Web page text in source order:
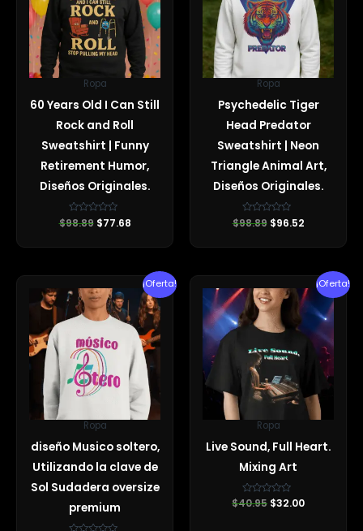
Ropa
60 Years Old I Can Still
Rock and Roll
Sweatshirt | Funny
Retirement Humor,
Diseños Originales.
Valorado
con
de
$98.89 $77.68
Ropa
Psychedelic Tiger
Head Predator
Sweatshirt | Neon
Triangle Animal Art,
Diseños Originales.
Valorado
con
de
$98.89 $96.52
¡Oferta!
Ropa
diseño Musico soltero,
Utilizando la clave de
Sol Sudadera oversize
premium
precio
original
era:
precio
actual
es:
$56.84.
¡Oferta!
Ropa
Live Sound, Full Heart.
Mixing Art
Valorado
con
$40.95
precio
original
era:
$40.95.
$32.00
precio
actual
es:
$32.00.